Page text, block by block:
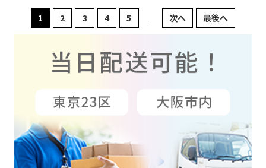
1 2 3 4 5 ... 次へ 最後へ